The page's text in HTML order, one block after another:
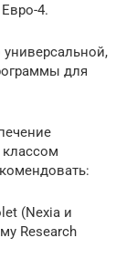
4.
универсальной,
для
(Nexia и
Research